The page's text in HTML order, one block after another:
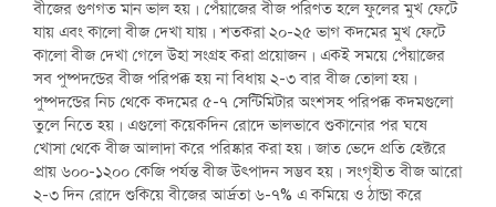
বীজের গুণগত মান ভাল হয়। পেঁয়াজের বীজ পরিণত হলে ফুলের মুখ ফেটে
যায় এবং কালো বীজ দেখা যায়। শতকরা ২০-২৫ ভাগ কদমের মুখ ফেটে
কালো বীজ দেখা গেলে উহা সংগ্রহ করা প্রয়োজন। একই সময়ে পেঁয়াজের
সব পুষ্পদন্ডের বীজ পরিপক্ক হয় না বিধায় ২-৩ বার বীজ তোলা হয়।
পুষ্পদন্ডের নিচ থেকে কদমের ৫-৭ সেন্টিমিটার অংশসহ পরিপক্ক কদমগুলো
তুলে নিতে হয়। এগুলো কয়েকদিন রোদে ভালভাবে শুকানোর পর ঘষে
খোসা থেকে বীজ আলাদা করে পরিষ্কার করা হয়। জাত ভেদে প্রতি হেক্টরে
প্রায় ৬০০-১২০০ কেজি পর্যন্ত বীজ উৎপাদন সম্ভব হয়। সংগৃহীত বীজ আরো
২-৩ দিন রোদে শুকিয়ে বীজের আর্দ্রতা ৬-৭% এ কমিয়ে ও ঠান্ডা করে